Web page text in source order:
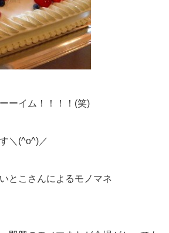
ーイム！！！！(笑)
＼(^o^)／
とこさんによるモノマネ